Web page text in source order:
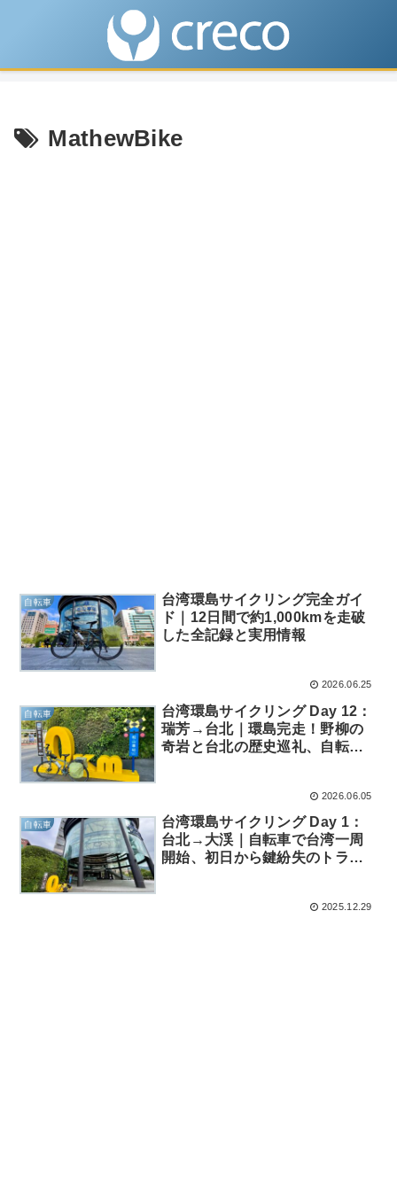
MathewBike
自転車
台湾環島サイクリング完全ガイ
ド｜12日間で約1,000kmを走破
した全記録と実用情報
2026.06.25
自転車
台湾環島サイクリング Day 12：
瑞芳→台北｜環島完走！野柳の
奇岩と台北の歴史巡礼、自転車
2026.06.05
自転車
台湾環島サイクリング Day 1：
台北→大渓｜自転車で台湾一周
開始、初日から鍵紛失のトラブ
2025.12.29